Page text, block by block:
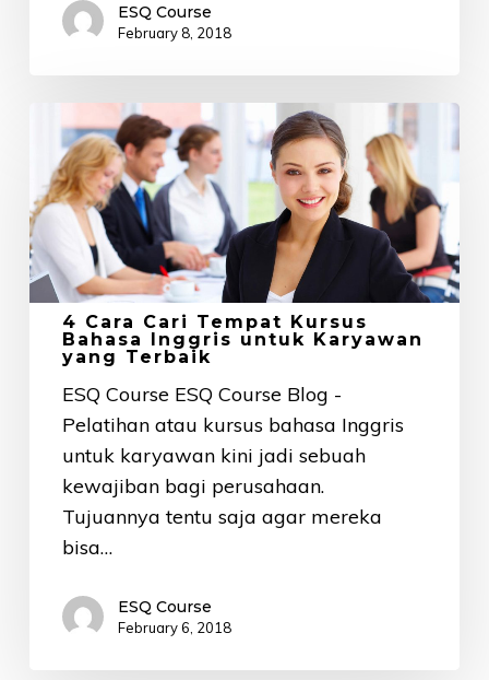
ESQ Course
February 8, 2018
Cara
Cari
Tempat
Kursus
Bahasa
Inggris
untuk
Karyawan
yang
Terbaik
4 Cara Cari Tempat Kursus
Bahasa Inggris untuk Karyawan
yang Terbaik
ESQ Course ESQ Course Blog -
Pelatihan atau kursus bahasa Inggris
untuk karyawan kini jadi sebuah
kewajiban bagi perusahaan.
Tujuannya tentu saja agar mereka
bisa…
ESQ Course
February 6, 2018